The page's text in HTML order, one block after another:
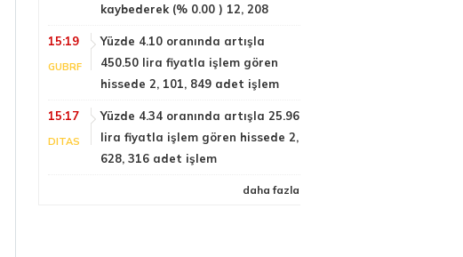
kaybederek (% 0.00 ) 12, 208
15:19
GUBRF
Yüzde 4.10 oranında artışla
450.50 lira fiyatla işlem gören
hissede 2, 101, 849 adet işlem
15:17
DITAS
Yüzde 4.34 oranında artışla 25.96
lira fiyatla işlem gören hissede 2,
628, 316 adet işlem
daha fazla